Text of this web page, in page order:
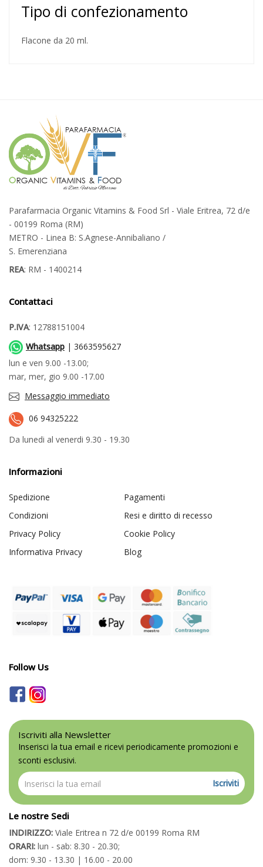
Tipo di confezionamento
Flacone da 20 ml.
Parafarmacia Organic Vitamins & Food Srl - Viale Eritrea, 72 d/e
- 00199 Roma (RM)
METRO - Linea B: S.Agnese-Annibaliano /
S. Emerenziana
REA: RM - 1400214
Contattaci
P.IVA: 12788151004
Whatsapp | 3663595627
lun e ven 9.00 -13.00;
mar, mer, gio 9.00 -17.00
Messaggio immediato
06 94325222
Da lunedi al venerdi 9.30 - 19.30
Informazioni
Spedizione
Pagamenti
Condizioni
Resi e diritto di recesso
Privacy Policy
Cookie Policy
Informativa Privacy
Blog
Follow Us
Iscriviti alla Newsletter
Inserisci la tua email e ricevi periodicamente promozioni e
sconti esclusivi.
Iscriviti
Le nostre Sedi
INDIRIZZO: Viale Eritrea n 72 d/e 00199 Roma RM
ORARI: lun - sab: 8.30 - 20.30;
dom: 9.30 - 13.30 | 16.00 - 20.00